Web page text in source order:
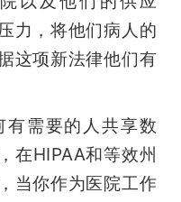
力，将他们病人的
这项新法律他们有
需要的人共享数
在HIPAA和等效州
当你作为医院工作